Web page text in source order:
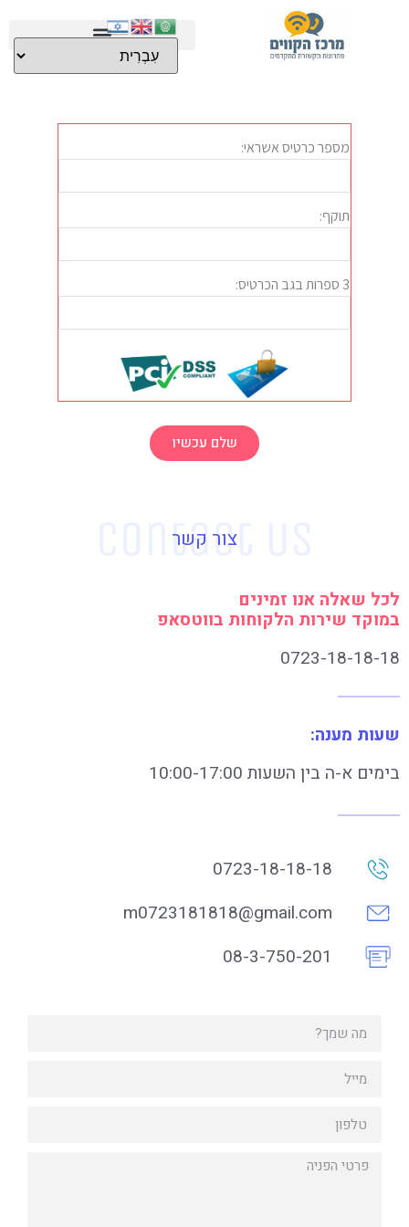
שלם עכשיו
צור קשר
לכל שאלה אנו זמינים
במוקד שירות הלקוחות בווטסאפ
0723-18-18-18
שעות מענה:
בימים א-ה בין השעות 10:00-17:00
0723-18-18-18
m0723181818@gmail.com
08-3-750-201